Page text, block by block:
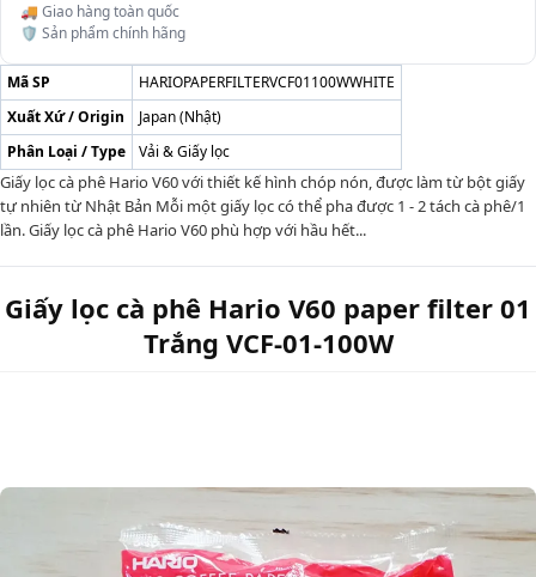
🚚 Giao hàng toàn quốc
🛡️ Sản phẩm chính hãng
Mã SP
HARIOPAPERFILTERVCF01100WWHITE
Xuất Xứ / Origin
Japan (Nhật)
Phân Loại / Type
Vải & Giấy lọc
Giấy lọc cà phê Hario V60 với thiết kế hình chóp nón, được làm từ bột giấy
tự nhiên từ Nhật Bản Mỗi một giấy lọc có thể pha được 1 - 2 tách cà phê/1
lần. Giấy lọc cà phê Hario V60 phù hợp với hầu hết...
Giấy lọc cà phê Hario V60 paper filter 01
Trắng VCF-01-100W